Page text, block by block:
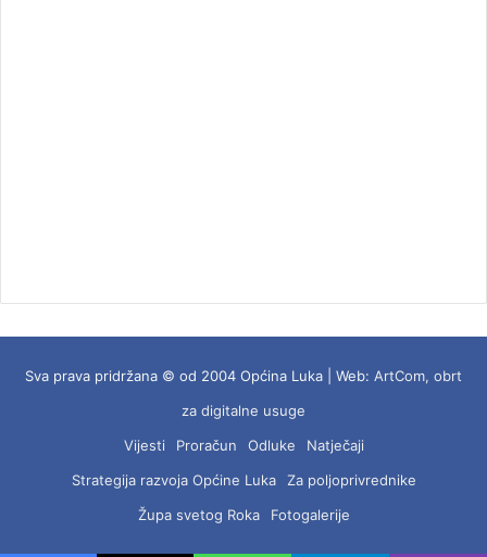
Sva prava pridržana © od 2004 Općina Luka | Web: ArtCom, obrt
za digitalne usuge
Vijesti
Proračun Odluke
Natječaji
Strategija razvoja Općine Luka
Za poljoprivrednike
Župa svetog Roka
Fotogalerije